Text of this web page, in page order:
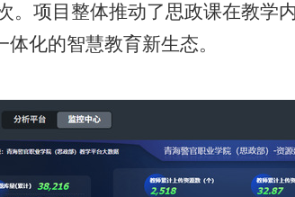
。项目整体推动了思政课在教学
化的智慧教育新生态。